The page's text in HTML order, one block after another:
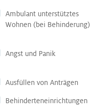
Ambulant unterstütztes
Wohnen (bei Behinderung)
Angst und Panik
Ausfüllen von Anträgen
Behinderteneinrichtungen